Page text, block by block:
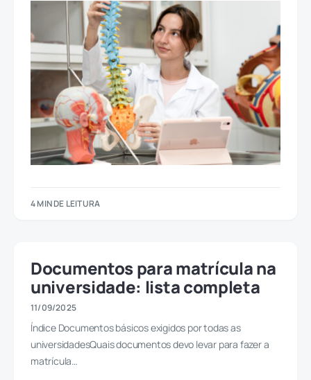
4 MIN DE LEITURA
Documentos para matrícula na
universidade: lista completa
11/09/2025
Índice Documentos básicos exigidos por todas as
universidadesQuais documentos devo levar para fazer a
matrícula…